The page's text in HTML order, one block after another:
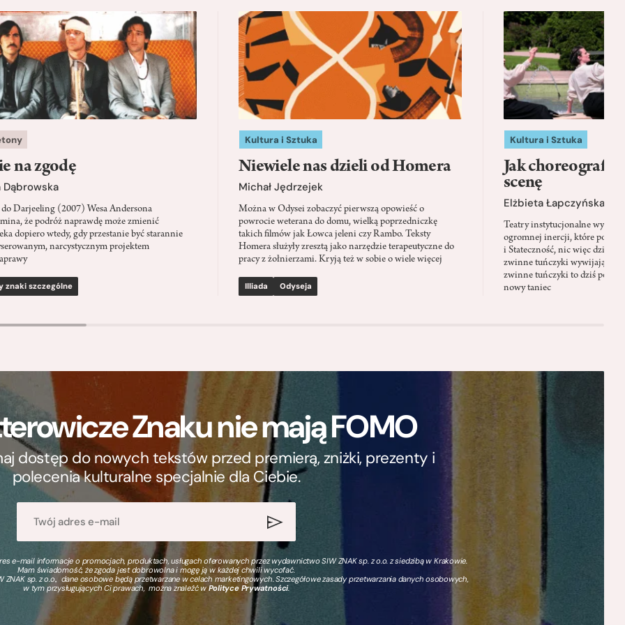
na zgodę
Dąbrowska
do Darjeeling (2007) Wesa Andersona
że podróż naprawdę może zmienić
dopiero wtedy, gdy przestanie być starannie
narcystycznym projektem
znaki szczególne
Kultura i Sztuka
Niewiele nas dzieli od Homera
Michał Jędrzejek
Można w Odysei zobaczyć pierwszą opowieść o
powrocie weterana do domu, wielką poprzedniczkę
takich filmów jak Łowca jeleni czy Rambo. Teksty
Homera służyły zresztą jako narzędzie terapeutyczne do
pracy z żołnierzami. Kryją też w sobie o wiele więcej
Illiada Odyseja
Kultura i Sztuka
Jak
scenę
Elżbieta Łapczyńska
Teatry instytucjonalne
ogromnej inercji, które ponad
i Stateczność, nic więc
zwinne tuńczyki wywijają
zwinne tuńczyki to dziś
nowy taniec
Znaku nie mają FOMO
dostęp do nowych tekstów przed premierą, zniżki, prezenty i
polecenia kulturalne specjalnie dla Ciebie.
e-mail informacje o promocjach, produktach, usługach oferowanych przez wydawnictwo SIW ZNAK sp. z o.o. z siedzibą w Krakowie.
Mam świadomość, że zgoda jest dobrowolna i mogę ją w każdej chwili wycofać.
sp. z o.o., dane osobowe będą przetwarzane w celach marketingowych. Szczegółowe zasady przetwarzania danych osobowych,
w tym przysługujących Ci prawach, można znaleźć wPolityce Prywatności.